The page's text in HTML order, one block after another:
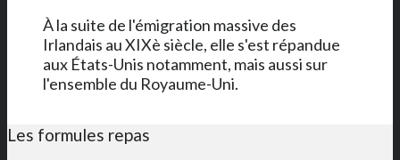
À la suite de l'émigration massive des
Irlandais au XIXè siècle, elle s'est répandue
aux États-Unis notamment, mais aussi sur
l'ensemble du Royaume-Uni.
Les formules repas